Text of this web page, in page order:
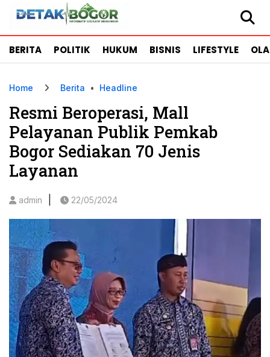
BERITA POLITIK HUKUM BISNIS LIFESTYLE
Home Berita • Headline
Resmi Beroperasi, Mall
Pelayanan Publik Pemkab
Bogor Sediakan 70 Jenis
Layanan
admin 22/05/2024